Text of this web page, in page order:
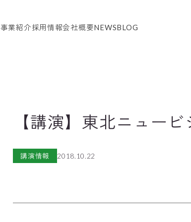
事業紹介採用情報会社概要NEWSBLOG
【講演】東北ニュー
講演情報 2018.10.22